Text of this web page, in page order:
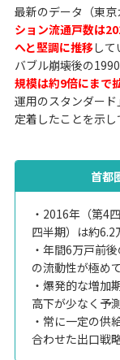
最新のデータ（東京
ション流通戸数は
へと堅調に推移して
バブル崩壊後の
規模は約9倍にまで
運用のスタンダー
定着したことを示し
首都
・2016年（第4
四半期）は約
・年間6万戸前
の流動性が極め
・爆発的な増加
高下が少なく予
・常に一定の供
合わせた出口戦